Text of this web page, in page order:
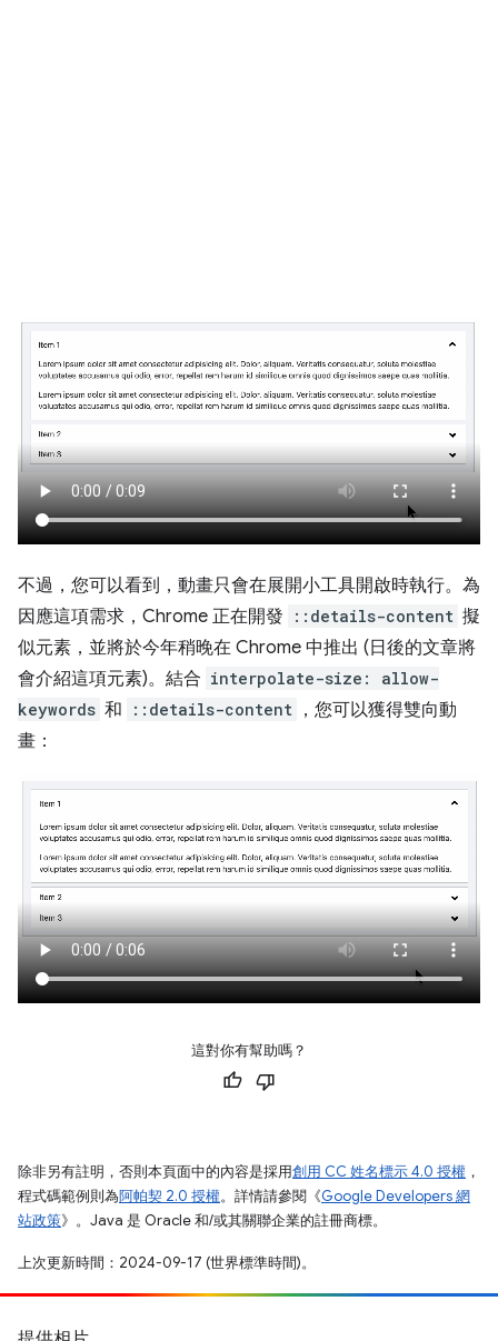
不過，您可以看到，動畫只會在展開小工具開啟時執行。為
因應這項需求，Chrome 正在開發
::details-content 擬
似元素，並將於今年稍晚在 Chrome 中推出 (日後的文章將
會介紹這項元素)。結合 interpolate-size: allow-
keywords 和 ::details-content ，您可以獲得雙向動
畫：
這對你有幫助嗎？
除非另有註明，否則本頁面中的內容是採用創用 CC 姓名標示 4.0 授權 ，
程式碼範例則為阿帕契 2.0 授權。詳情請參閱《Google Developers 網
站政策》。Java 是 Oracle 和/或其關聯企業的註冊商標。
上次更新時間：2024-09-17 (世界標準時間)。